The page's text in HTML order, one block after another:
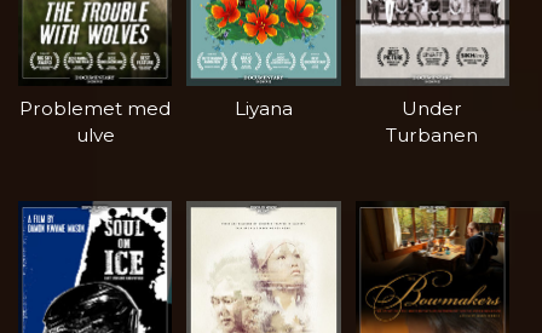
Problemet med
ulve
Liyana
Under
Turbanen